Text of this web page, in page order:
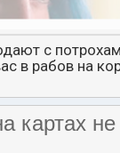
с
в рабов на
картах